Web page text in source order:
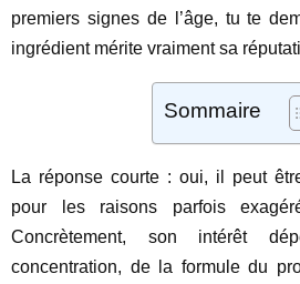
premiers signes de l’âge, tu te
ingrédient mérite vraiment sa
Sommaire
La réponse courte : oui, il peut
pour les raisons parfois
Concrètement, son intérêt
concentration, de la formule du